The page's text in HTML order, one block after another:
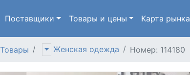
Поставщики Товары и цены Карта рынка
Товары Женская одежда Номер: 114180